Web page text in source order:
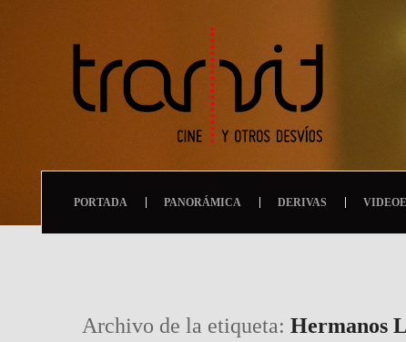
PORTADA PANORÁMICA DERIVAS
Archivo de la etiqueta: Hermanos